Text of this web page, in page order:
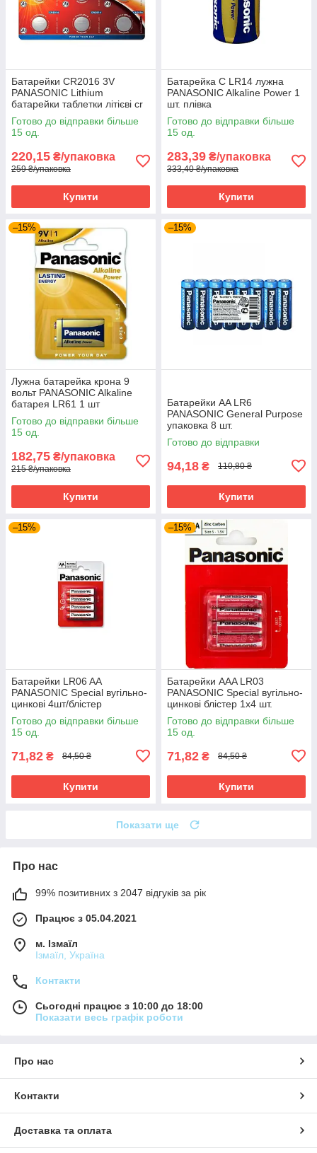
Батарейки CR2016 3V
PANASONIC Lithium
батарейки таблетки літієві cr
2016
Готово до відправки більше
15 од.
220,15 ₴/упаковка
259 ₴/упаковка
Купити
Батарейка C LR14 лужна
PANASONIC Alkaline Power 1
шт. плівка
Готово до відправки більше
15 од.
283,39 ₴/упаковка
333,40 ₴/упаковка
Купити
–15%
Лужна батарейка крона 9
вольт PANASONIC Alkaline
батарея LR61 1 шт
Готово до відправки більше
15 од.
182,75 ₴/упаковка
215 ₴/упаковка
Купити
–15%
Батарейки AA LR6
PANASONIC General Purpose
упаковка 8 шт.
Готово до відправки
94,18 ₴ 110,80 ₴
Купити
–15%
Батарейки LR06 AA
PANASONIC Special вугільно-
цинкові 4шт/блістер
Готово до відправки більше
15 од.
71,82 ₴ 84,50 ₴
Купити
–15%
Батарейки AAA LR03
PANASONIC Special вугільно-
цинкові блістер 1x4 шт.
Готово до відправки більше
15 од.
71,82 ₴ 84,50 ₴
Купити
Показати ще
Про нас
99% позитивних з 2047 відгуків за рік
Працює з 05.04.2021
м. Ізмаїл
Ізмаїл, Україна
Контакти
Сьогодні працює з 10:00 до 18:00
Показати весь графік роботи
Про нас
Контакти
Доставка та оплата